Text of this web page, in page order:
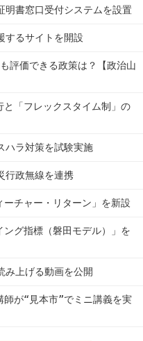
書窓口受付システムを設置
するサイトを開設
評価できる政策は？【政治山
と「フレックスタイム制」の
ハラ対策を試験実施
行政無線を連携
ーチャー・リターン」を新設
ング指標（磐田モデル）」を
み上げる動画を公開
師が“見本市”でミニ講義を実